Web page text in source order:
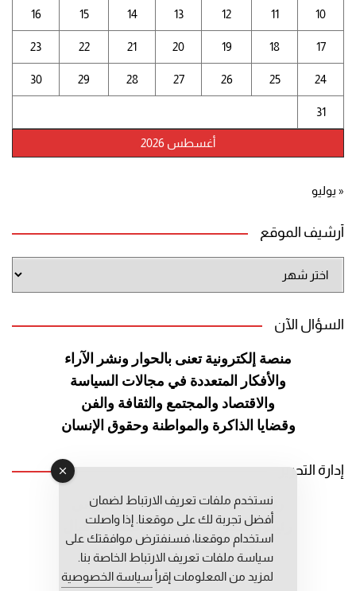
أغسطس 2026
10
11
12
13
14
15
16
17
18
19
20
21
22
23
24
25
26
27
28
29
30
31
« يوليو
أرشيف الموقع
الموقع
السؤال الآن
منصة إلكترونية تعنى بالحوار ونشر الآراء
والأفكار المتعددة في مجالات السياسة
والاقتصاد والمجتمع والثقافة والفن
وقضايا الذاكرة والمواطنة وحقوق الإنسان
إدارة التحرير
رئيس التحرير: عبد الرحيم التوراني
رئيس التحرير المساعد: المعطي قبال
مديرة التحرير: فاطمة حوحو
نستخدم ملفات تعريف الارتباط لضمان
أفضل تجربة لك على موقعنا. إذا واصلت
استخدام موقعنا، فسنفترض موافقتك على
سياسة ملفات تعريف الارتباط الخاصة بنا.
لمزيد من المعلومات إقرأ سياسة الخصوصية